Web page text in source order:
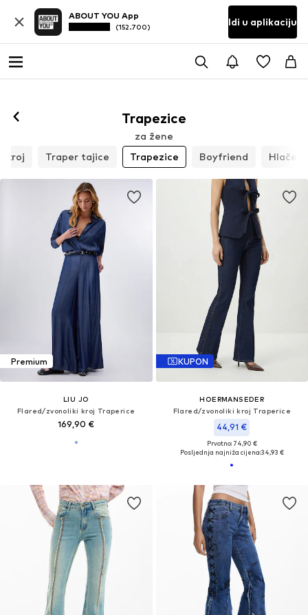
ABOUT YOU App
(152.700) Idi u aplikaciju
Trapezice
za žene
kroj
Traper tajice Trapezice Boyfriend Hlače
Premium
LIU JO
Flared/zvonoliki kroj Traperice
169,90 €
KUPON
HOERMANSEDER
Flared/zvonoliki kroj Traperice
44,91 €
Prvotno: 74,90 €
Posljednja najniža cijena:34,93 €